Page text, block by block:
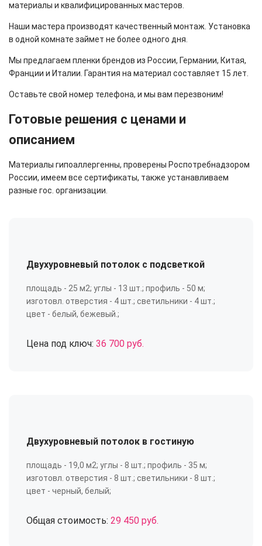
материалы и квалифицированных мастеров.
Наши мастера производят качественный монтаж. Установка
в одной комнате займет не более одного дня.
Мы предлагаем пленки брендов из России, Германии, Китая,
Франции и Италии. Гарантия на материал составляет 15 лет.
Оставьте свой номер телефона, и мы вам перезвоним!
Готовые решения с ценами и
описанием
Материалы гипоаллергенны, проверены Роспотребнадзором
России, имеем все сертификаты, также устанавливаем
разные гос. организации.
Двухуровневый потолок с подсветкой
площадь - 25 м2; углы - 13 шт.; профиль - 50 м;
изготовл. отверстия - 4 шт.; светильники - 4 шт.;
цвет - белый, бежевый.;
Цена под ключ: 36 700 руб.
Двухуровневый потолок в гостиную
площадь - 19,0 м2; углы - 8 шт.; профиль - 35 м;
изготовл. отверстия - 8 шт.; светильники - 8 шт.;
цвет - черный, белый;
Общая стоимость: 29 450 руб.